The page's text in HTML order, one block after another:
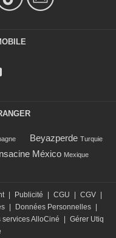
Beyazperde Turquie
México Mexique
Publicité CGU CGV
Données Personnelles
services AlloCiné
Gérer Utiq